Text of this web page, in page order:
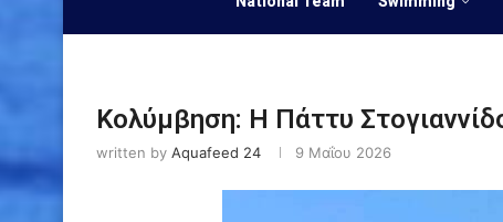
Κολύμβηση: Η Πάττυ
written by Aquafeed 24 9 Μαΐου 2026